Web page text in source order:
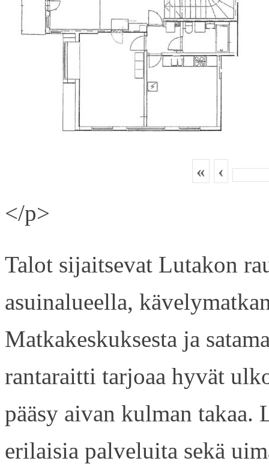
« ‹
</p>
Talot sijaitsevat Lutakon
asuinalueella,
Matkakeskuksesta ja
rantaraitti tarjoaa hyvät
pääsy aivan kulman
erilaisia palveluita sekä